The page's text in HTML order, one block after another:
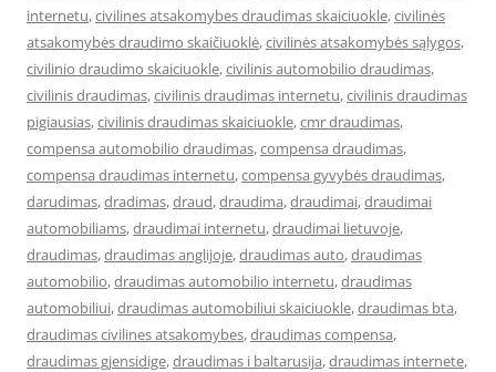
internetu,civilines atsakomybes draudimas skaiciuokle,civilinės
atsakomybės draudimo skaičiuoklė,civilinės atsakomybės sąlygos,
civilinio draudimo skaiciuokle,civilinis automobilio draudimas,
civilinis draudimas,civilinis draudimas internetu,civilinis draudimas
pigiausias,civilinis draudimas skaiciuokle,cmr draudimas,
compensa automobilio draudimas,compensa draudimas,
compensa draudimas internetu,compensa gyvybės draudimas,
darudimas,dradimas,draud,draudima,draudimai,draudimai
automobiliams,draudimai internetu,draudimai lietuvoje,
draudimas,draudimas anglijoje,draudimas auto,draudimas
automobilio,draudimas automobilio internetu,draudimas
automobiliui,draudimas automobiliui skaiciuokle,draudimas bta,
draudimas civilines atsakomybes,draudimas compensa,
draudimas gjensidige,draudimas i baltarusija,draudimas internete,